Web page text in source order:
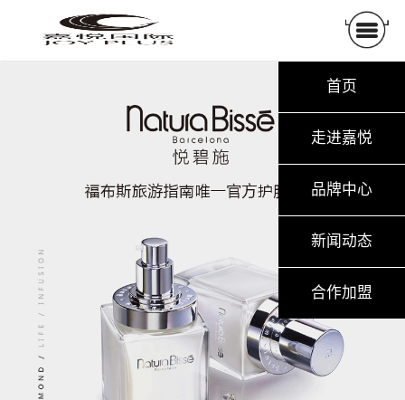
首页
走进嘉悦
品牌中心
新闻动态
合作加盟